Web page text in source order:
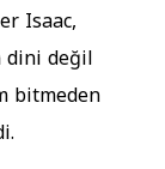
Isaac,
dini değil
bitmeden